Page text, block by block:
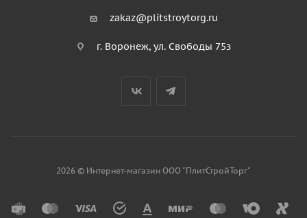
zakaz@plitstroytorg.ru
г. Воронеж, ул. Свободы 75з
2026 © Интернет-магазин ООО "ПлитСтройТорг"